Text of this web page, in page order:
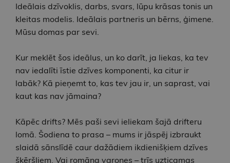
Ideālais dzīvoklis, darbs, svars, lūpu krāsas tonis un
kleitas modelis. Ideālais partneris un bērns, ģimene.
Mūsu domas par sevi.
Kur meklēt šos ideālus, un ko darīt, ja liekas, ka tev
nav iedalīti īstie dzīves komponenti, ka citur ir
labāk? Kā pieņemt to, kas tev jau ir, un saprast, vai
kaut kas nav jāmaina?
Kāpēc drifts? Mēs paši sevi ieliekam šajā drifteru
lomā. Šodiena to prasa – mums ir jāspēj izbraukt
slaidā sānslīdē caur dažādiem ikdienišķiem dzīves
šķēršļiem. Vai romāna varones – trīs uzticamas